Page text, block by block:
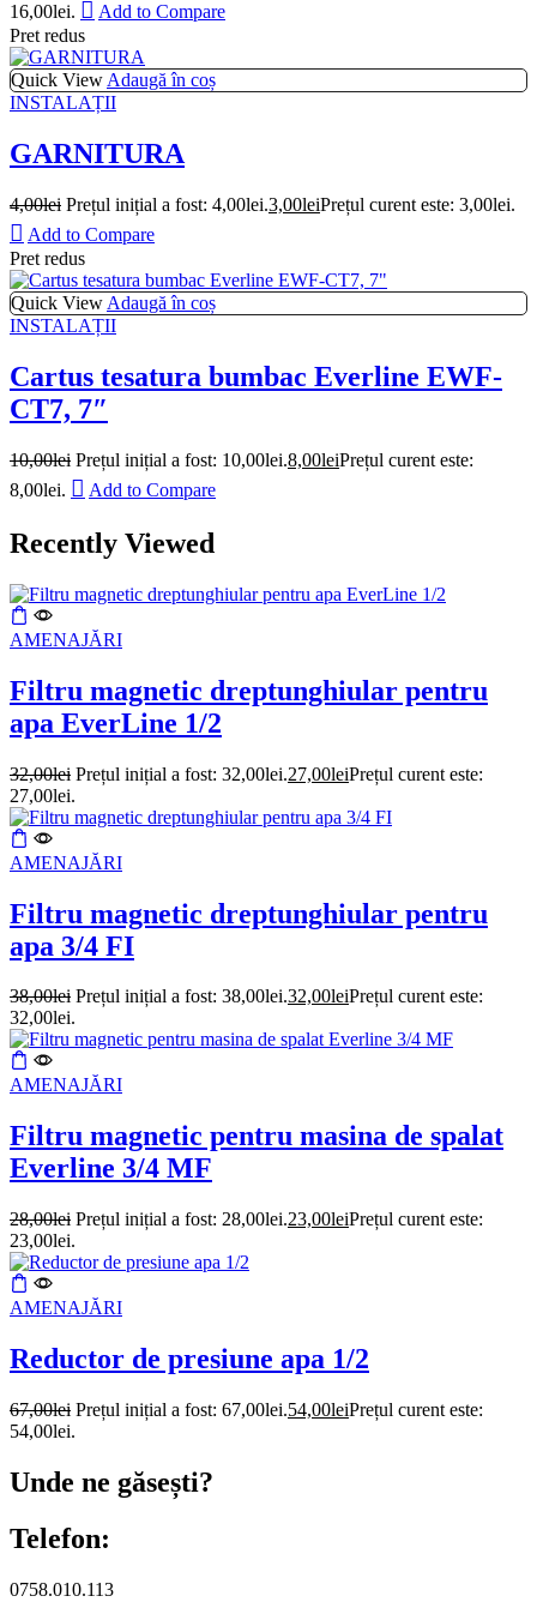
16,00lei.
Add to Compare
Pret redus
Quick View Adaugă în coș
INSTALAȚII
GARNITURA
4,00lei Prețul inițial a fost: 4,00lei.3,00leiPrețul curent este: 3,00lei.
Add to Compare
Pret redus
Quick View Adaugă în coș
INSTALAȚII
Cartus tesatura bumbac Everline EWF-
CT7, 7″
10,00lei Prețul inițial a fost: 10,00lei.8,00leiPrețul curent este:
8,00lei.
Add to Compare
Recently Viewed
AMENAJĂRI
Filtru magnetic dreptunghiular pentru
apa EverLine 1/2
32,00lei Prețul inițial a fost: 32,00lei.27,00leiPrețul curent este:
27,00lei.
AMENAJĂRI
Filtru magnetic dreptunghiular pentru
apa 3/4 FI
38,00lei Prețul inițial a fost: 38,00lei.32,00leiPrețul curent este:
32,00lei.
AMENAJĂRI
Filtru magnetic pentru masina de spalat
Everline 3/4 MF
28,00lei Prețul inițial a fost: 28,00lei.23,00leiPrețul curent este:
23,00lei.
AMENAJĂRI
Reductor de presiune apa 1/2
67,00lei Prețul inițial a fost: 67,00lei.54,00leiPrețul curent este:
54,00lei.
Unde ne găsești?
Telefon:
0758.010.113